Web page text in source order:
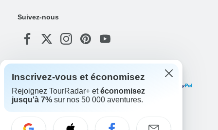
Suivez-nous
Inscrivez-vous et économisez
Rejoignez TourRadar+ etéconomisez
jusqu'à 7% sur nos 50 000 aventures.